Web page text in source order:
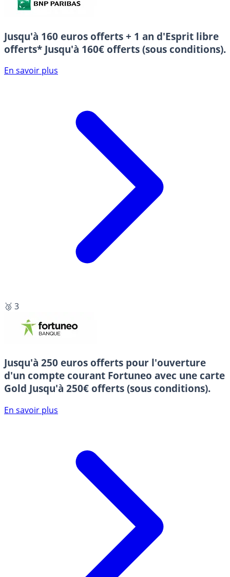
Jusqu'à 160 euros offerts + 1 an d'Esprit libre
offerts* Jusqu'à 160€ offerts (sous conditions).
En savoir plus
🥉 3
Jusqu'à 250 euros offerts pour l'ouverture
d'un compte courant Fortuneo avec une carte
Gold Jusqu'à 250€ offerts (sous conditions).
En savoir plus